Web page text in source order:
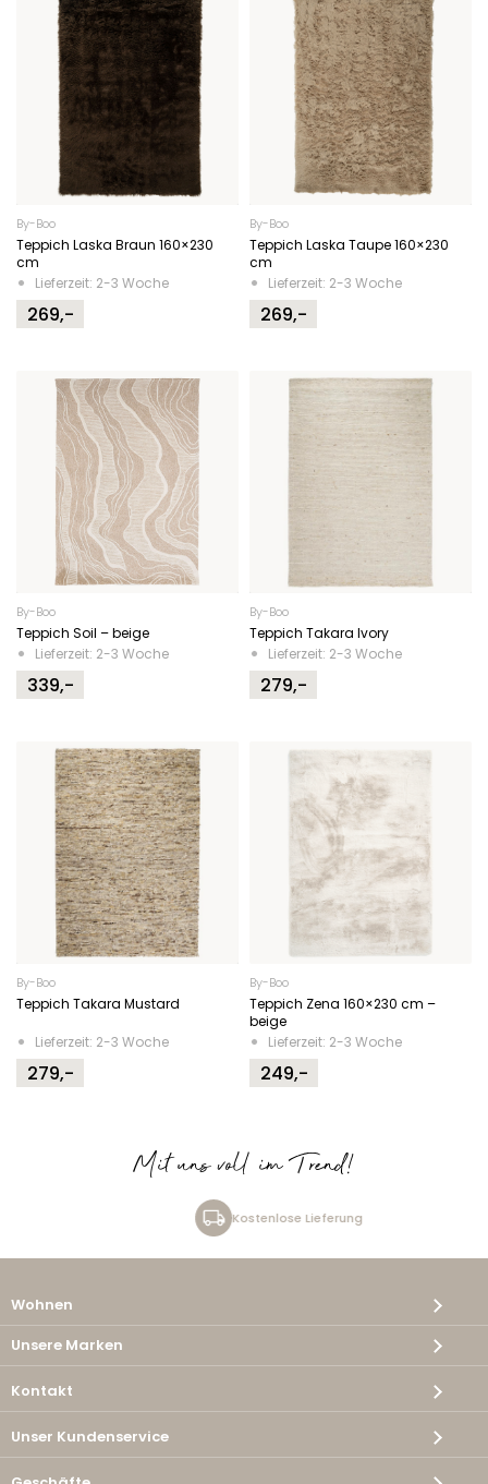
By-Boo
Teppich Laska Braun 160×230
cm
Lieferzeit: 2-3 Woche
269,-
By-Boo
Teppich Laska Taupe 160×230
cm
Lieferzeit: 2-3 Woche
269,-
By-Boo
Teppich Soil – beige
Lieferzeit: 2-3 Woche
339,-
By-Boo
Teppich Takara Ivory
Lieferzeit: 2-3 Woche
279,-
By-Boo
Teppich Takara Mustard
Lieferzeit: 2-3 Woche
279,-
By-Boo
Teppich Zena 160×230 cm –
beige
Lieferzeit: 2-3 Woche
249,-
Mit uns voll im Trend!
Kostenlose Lieferung
Wohnen
Unsere Marken
Kontakt
Unser Kundenservice